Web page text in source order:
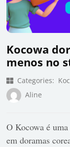
Kocowa
menos no
Categories:
Aline
O Kocowa é
em doramas